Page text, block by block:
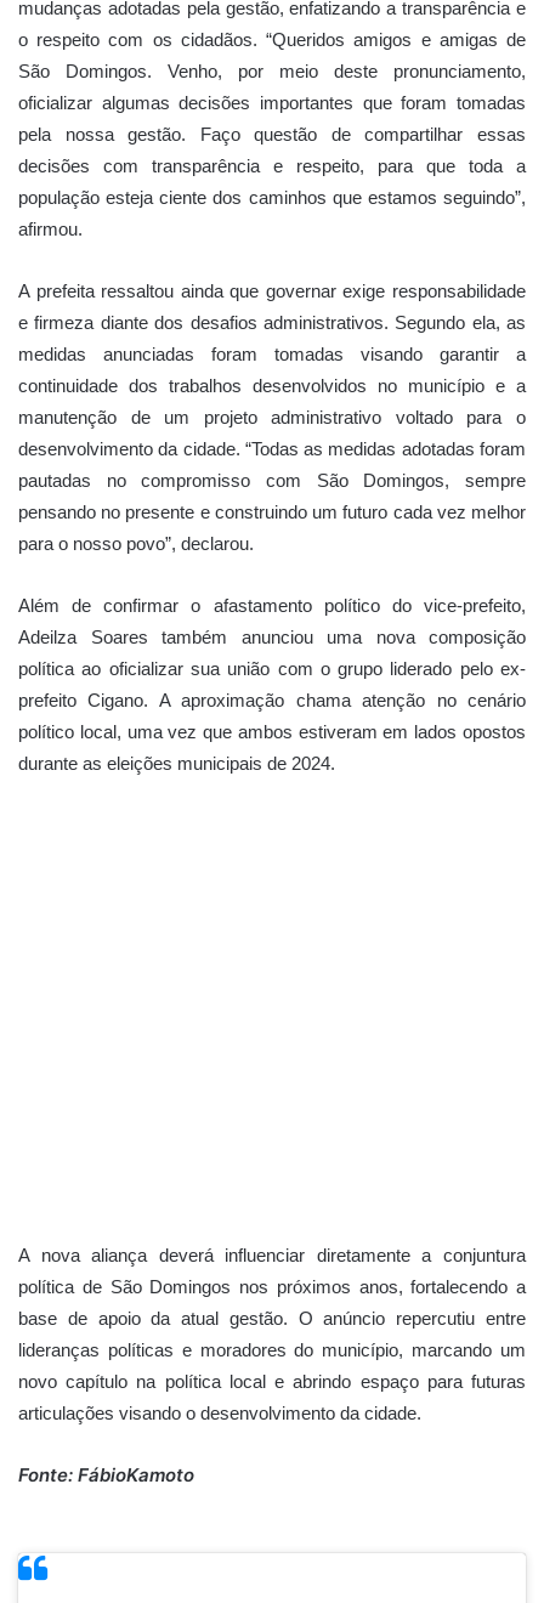
mudanças adotadas pela gestão, enfatizando a transparência e
o respeito com os cidadãos. “Queridos amigos e amigas de
São Domingos. Venho, por meio deste pronunciamento,
oficializar algumas decisões importantes que foram tomadas
pela nossa gestão. Faço questão de compartilhar essas
decisões com transparência e respeito, para que toda a
população esteja ciente dos caminhos que estamos seguindo”,
afirmou.
A prefeita ressaltou ainda que governar exige responsabilidade
e firmeza diante dos desafios administrativos. Segundo ela, as
medidas anunciadas foram tomadas visando garantir a
continuidade dos trabalhos desenvolvidos no município e a
manutenção de um projeto administrativo voltado para o
desenvolvimento da cidade. “Todas as medidas adotadas foram
pautadas no compromisso com São Domingos, sempre
pensando no presente e construindo um futuro cada vez melhor
para o nosso povo”, declarou.
Além de confirmar o afastamento político do vice-prefeito,
Adeilza Soares também anunciou uma nova composição
política ao oficializar sua união com o grupo liderado pelo ex-
prefeito Cigano. A aproximação chama atenção no cenário
político local, uma vez que ambos estiveram em lados opostos
durante as eleições municipais de 2024.
A nova aliança deverá influenciar diretamente a conjuntura
política de São Domingos nos próximos anos, fortalecendo a
base de apoio da atual gestão. O anúncio repercutiu entre
lideranças políticas e moradores do município, marcando um
novo capítulo na política local e abrindo espaço para futuras
articulações visando o desenvolvimento da cidade.
Fonte: FábioKamoto